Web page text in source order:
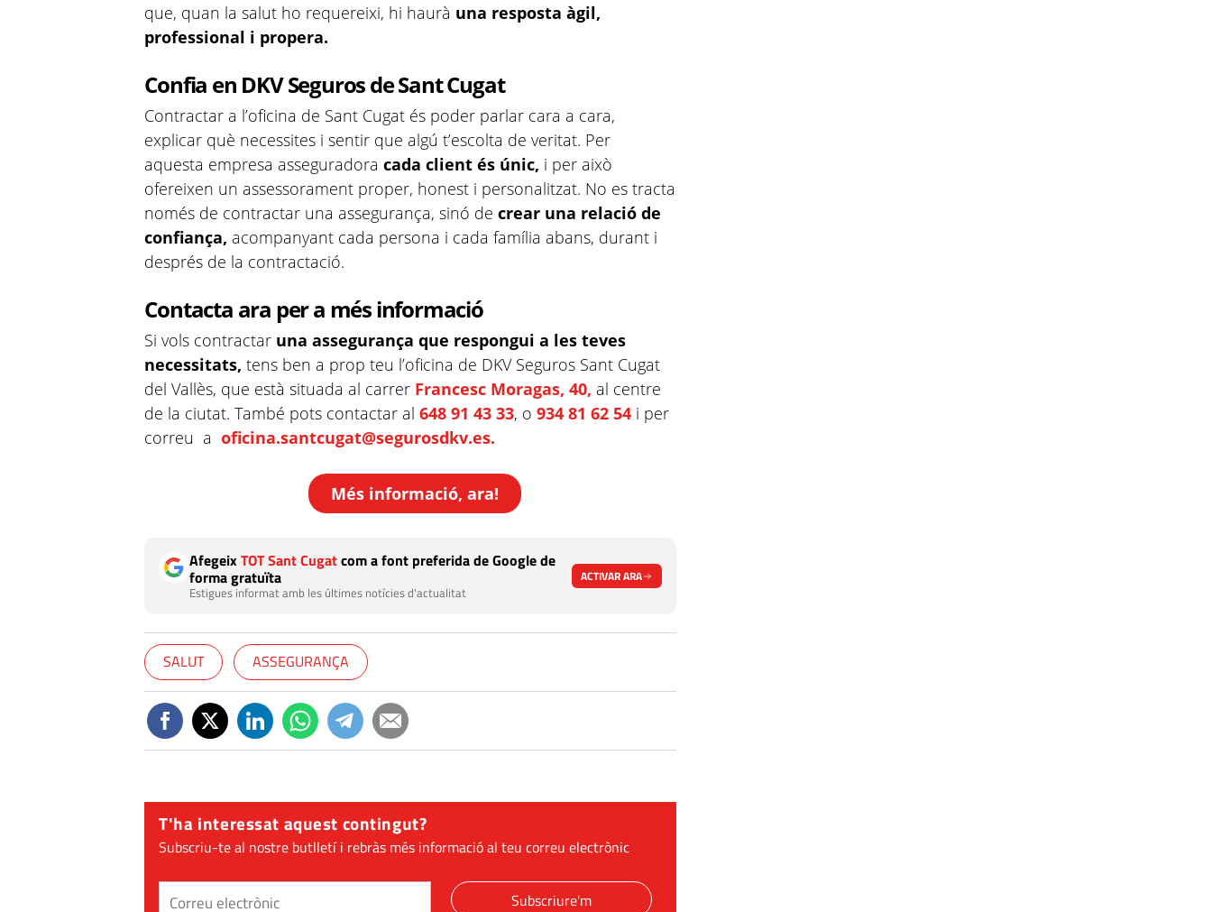
que, quan la salut ho requereixi, hi haurà una resposta àgil,
professional i propera.
Confia en DKV Seguros de Sant Cugat
Contractar a l’oficina de Sant Cugat és poder parlar cara a cara,
explicar què necessites i sentir que algú t’escolta de veritat. Per
aquesta empresa asseguradora cada client és únic, i per això
ofereixen un assessorament proper, honest i personalitzat. No es tracta
només de contractar una assegurança, sinó de crear una relació de
confiança, acompanyant cada persona i cada família abans, durant i
després de la contractació.
Contacta ara per a més informació
Si vols contractar una assegurança que respongui a les teves
necessitats,tens ben a prop teu l’oficina de DKV Seguros Sant Cugat
del Vallès, que està situada al carrer Francesc Moragas, 40, al centre
de la ciutat. També pots contactar al648 91 43 33, o934 81 62 54 i per
correu aoficina.santcugat@segurosdkv.es.
Més informació, ara!
AfegeixTOT Sant Cugatcom a font preferida de Google de
forma gratuïta
Estigues informat amb les últimes notícies d'actualitat
ACTIVAR ARA
SALUT ASSEGURANÇA
T'ha interessat aquest contingut?
Subscriu-te al nostre butlletí i rebràs més informació al teu correu electrònic
Subscriure'm